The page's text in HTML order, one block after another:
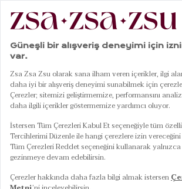
Anasayfa|Mobilya|Sandalye|Sumatra Beyaz Sandalye
Sumatra Beyaz Sandalye
10 Ağustos Pazartesi Kargoda
Renkler BEYAZ